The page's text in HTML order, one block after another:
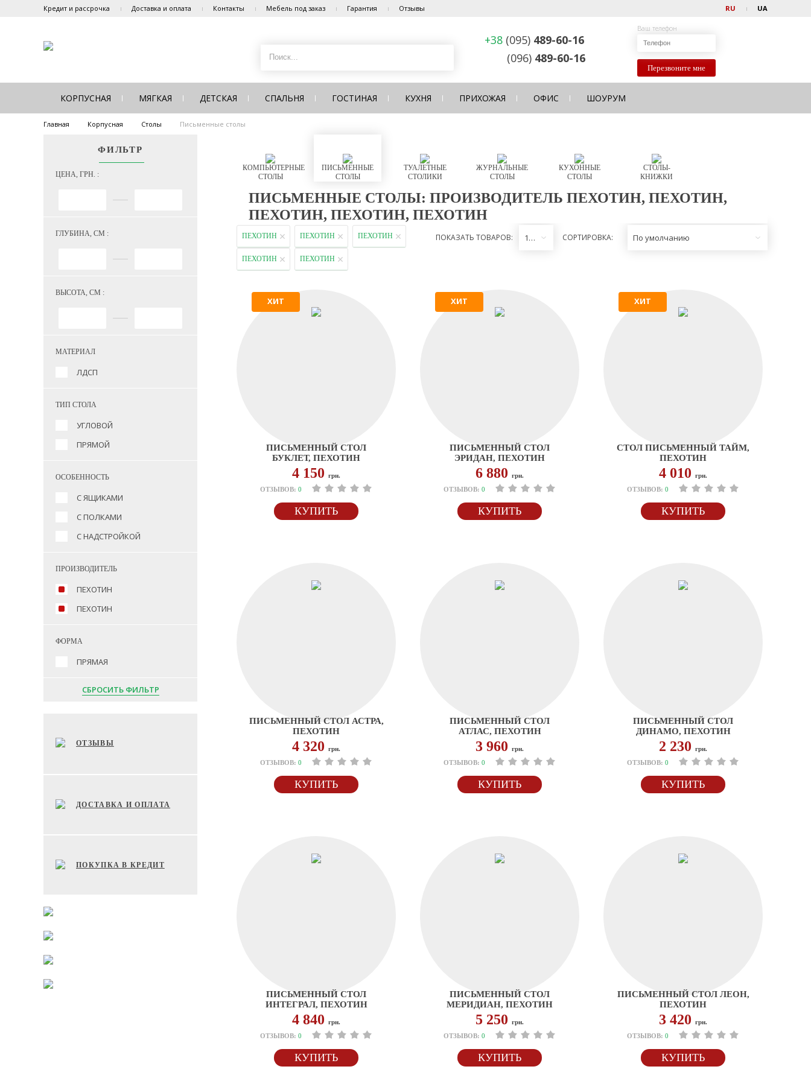
Кредит и рассрочка Доставка и оплата Контакты Мебель под заказ Гарантия Отзывы RU UA
+38 (095) 489-60-16
(096) 489-60-16
Ваш телефон
Перезвоните мне
КОРПУСНАЯ МЯГКАЯ ДЕТСКАЯ СПАЛЬНЯ ГОСТИНАЯ КУХНЯ ПРИХОЖАЯ ОФИС ШОУРУМ
Главная Корпусная Столы Письменные столы
ФИЛЬТР
ЦЕНА, ГРН. :
ГЛУБИНА, СМ :
ВЫСОТА, СМ :
МАТЕРИАЛ
ЛДСП
ТИП СТОЛА
УГЛОВОЙ
ПРЯМОЙ
ОСОБЕННОСТЬ
С ЯЩИКАМИ
С ПОЛКАМИ
С НАДСТРОЙКОЙ
ПРОИЗВОДИТЕЛЬ
ПЕХОТИН
ПЕХОТИН
ФОРМА
ПРЯМАЯ
СБРОСИТЬ ФИЛЬТР
ОТЗЫВЫ
ДОСТАВКА И ОПЛАТА
ПОКУПКА В КРЕДИТ
КОМПЬЮТЕРНЫЕ
СТОЛЫ
ПИСЬМЕННЫЕ
СТОЛЫ
ТУАЛЕТНЫЕ
СТОЛИКИ
ЖУРНАЛЬНЫЕ
СТОЛЫ
КУХОННЫЕ
СТОЛЫ
СТОЛЫ-
КНИЖКИ
ПИСЬМЕННЫЕ СТОЛЫ: ПРОИЗВОДИТЕЛЬ ПЕХОТИН, ПЕХОТИН,
ПЕХОТИН, ПЕХОТИН, ПЕХОТИН
ПЕХОТИН ПЕХОТИН ПЕХОТИН
ПЕХОТИН ПЕХОТИН
ПОКАЗАТЬ ТОВАРОВ: 12 СОРТИРОВКА: По умолчанию
ХИТ
ПИСЬМЕННЫЙ СТОЛ
БУКЛЕТ, ПЕХОТИН
4 150 грн.
ОТЗЫВОВ: 0
КУПИТЬ
ХИТ
ПИСЬМЕННЫЙ СТОЛ
ЭРИДАН, ПЕХОТИН
6 880 грн.
ОТЗЫВОВ: 0
КУПИТЬ
ХИТ
СТОЛ ПИСЬМЕННЫЙ ТАЙМ,
ПЕХОТИН
4 010 грн.
ОТЗЫВОВ: 0
КУПИТЬ
ПИСЬМЕННЫЙ СТОЛ АСТРА,
ПЕХОТИН
4 320 грн.
ОТЗЫВОВ: 0
КУПИТЬ
ПИСЬМЕННЫЙ СТОЛ
АТЛАС, ПЕХОТИН
3 960 грн.
ОТЗЫВОВ: 0
КУПИТЬ
ПИСЬМЕННЫЙ СТОЛ
ДИНАМО, ПЕХОТИН
2 230 грн.
ОТЗЫВОВ: 0
КУПИТЬ
ПИСЬМЕННЫЙ СТОЛ
ИНТЕГРАЛ, ПЕХОТИН
4 840 грн.
ОТЗЫВОВ: 0
КУПИТЬ
ПИСЬМЕННЫЙ СТОЛ
МЕРИДИАН, ПЕХОТИН
5 250 грн.
ОТЗЫВОВ: 0
КУПИТЬ
ПИСЬМЕННЫЙ СТОЛ ЛЕОН,
ПЕХОТИН
3 420 грн.
ОТЗЫВОВ: 0
КУПИТЬ